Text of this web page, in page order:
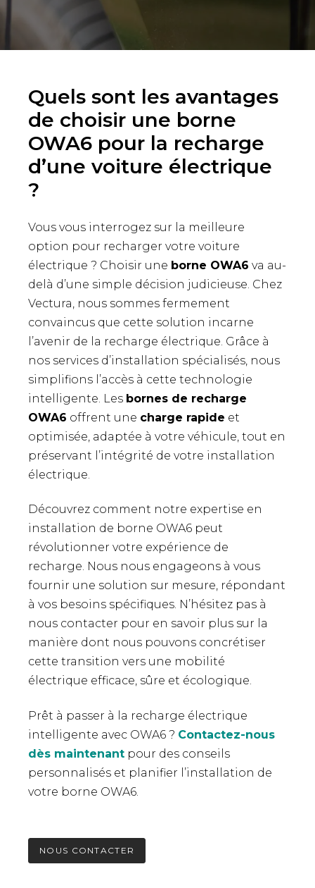
Quels sont les avantages
de choisir une borne
OWA6 pour la recharge
d’une voiture électrique
?
Vous vous interrogez sur la meilleure
option pour recharger votre voiture
électrique ? Choisir une borne OWA6 va au-
delà d’une simple décision judicieuse. Chez
Vectura, nous sommes fermement
convaincus que cette solution incarne
l’avenir de la recharge électrique. Grâce à
nos services d’installation spécialisés, nous
simplifions l’accès à cette technologie
intelligente. Les bornes de recharge
OWA6 offrent une charge rapide et
optimisée, adaptée à votre véhicule, tout en
préservant l’intégrité de votre installation
électrique.
Découvrez comment notre expertise en
installation de borne OWA6 peut
révolutionner votre expérience de
recharge. Nous nous engageons à vous
fournir une solution sur mesure, répondant
à vos besoins spécifiques. N’hésitez pas à
nous contacter pour en savoir plus sur la
manière dont nous pouvons concrétiser
cette transition vers une mobilité
électrique efficace, sûre et écologique.
Prêt à passer à la recharge électrique
intelligente avec OWA6 ? Contactez-nous
dès maintenant pour des conseils
personnalisés et planifier l’installation de
votre borne OWA6.
NOUS CONTACTER